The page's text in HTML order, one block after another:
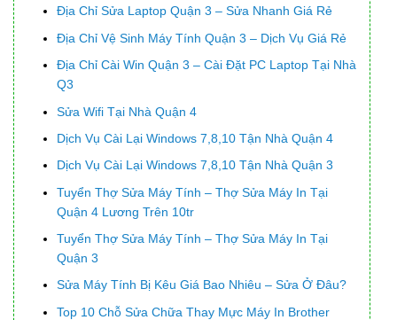
Địa Chỉ Sửa Laptop Quận 3 – Sửa Nhanh Giá Rẻ
Địa Chỉ Vệ Sinh Máy Tính Quận 3 – Dịch Vụ Giá Rẻ
Địa Chỉ Cài Win Quận 3 – Cài Đặt PC Laptop Tại Nhà
Q3
Sửa Wifi Tại Nhà Quận 4
Dịch Vụ Cài Lại Windows 7,8,10 Tận Nhà Quận 4
Dịch Vụ Cài Lại Windows 7,8,10 Tận Nhà Quận 3
Tuyển Thợ Sửa Máy Tính – Thợ Sửa Máy In Tại
Quận 4 Lương Trên 10tr
Tuyển Thợ Sửa Máy Tính – Thợ Sửa Máy In Tại
Quận 3
Sửa Máy Tính Bị Kêu Giá Bao Nhiêu – Sửa Ở Đâu?
Top 10 Chỗ Sửa Chữa Thay Mực Máy In Brother